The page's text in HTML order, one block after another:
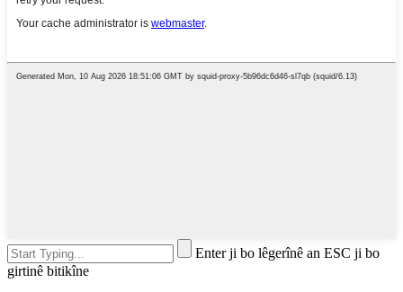
Enter ji bo lêgerînê an ESC ji bo
girtinê bitikîne